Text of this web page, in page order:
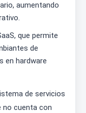
aumentando
que permite
de
en hardware
de servicios
no cuenta con